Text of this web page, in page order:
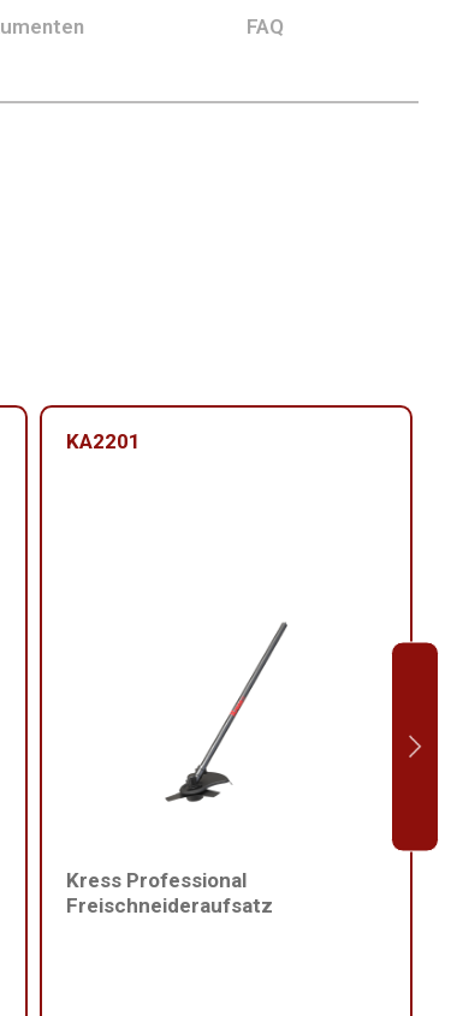
FAQ
KA2201
Kress Professional
Freischneideraufsatz